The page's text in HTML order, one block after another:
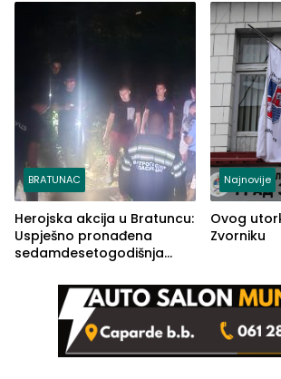
rješenje
BRATUNAC
Herojska akcija u Bratuncu:
Uspješno pronađena
sedamdesetogodišnja
Kravice.
Najnovije
Ovog
Zvorniku